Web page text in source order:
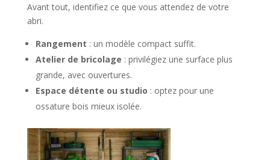
Avant tout, identifiez ce que vous attendez de votre
abri.
Rangement : un modèle compact suffit.
Atelier de bricolage : privilégiez une surface plus
grande, avec ouvertures.
Espace détente ou studio : optez pour une
ossature bois mieux isolée.